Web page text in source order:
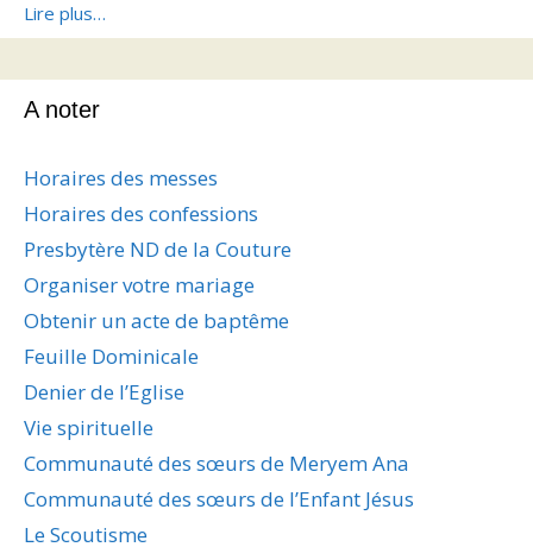
Lire plus…
A noter
Horaires des messes
Horaires des confessions
Presbytère ND de la Couture
Organiser votre mariage
Obtenir un acte de baptême
Feuille Dominicale
Denier de l’Eglise
Vie spirituelle
Communauté des sœurs de Meryem Ana
Communauté des sœurs de l’Enfant Jésus
Le Scoutisme